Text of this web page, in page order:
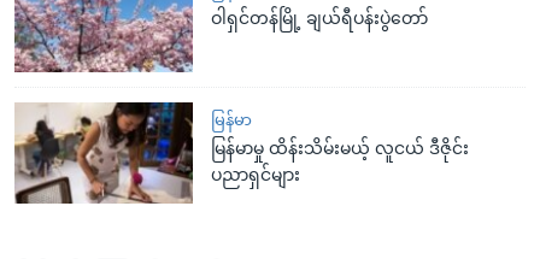
ဝါရှင်တန်မြို့ ချယ်ရီပန်းပွဲတော်
မြန်မာ
မြန်မာမှု ထိန်းသိမ်းမယ့် လူငယ် ဒီဇိုင်း
ပညာရှင်များ